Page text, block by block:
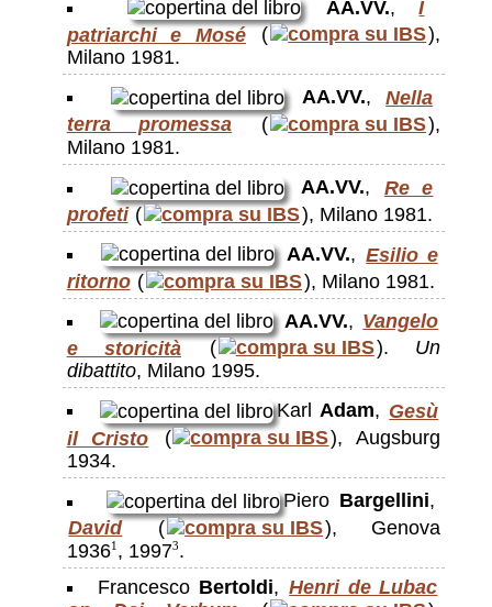
AA.VV., I
patriarchi e Mosé (
),
Milano 1981.
AA.VV., Nella
terra promessa (
),
Milano 1981.
AA.VV., Re e
profeti(
), Milano 1981.
AA.VV., Esilio e
ritorno (
), Milano 1981.
AA.VV., Vangelo
e storicità ( ). Un
dibattito, Milano 1995.
Karl Adam, Gesù
il Cristo
(
), Augsburg
1934.
Piero Bargellini,
David (
), Genova
19361 , 19973.
Francesco Bertoldi, Henri de Lubac